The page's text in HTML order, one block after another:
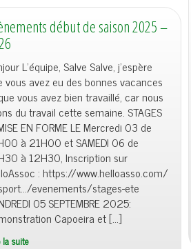
début de saison 2025 –
L’équipe, Salve Salve, j’espère
vous avez eu des bonnes vacances
vous avez bien travaillé, car nous
du travail cette semaine. STAGES
EN FORME LE Mercredi 03 de
à 21H00 et SAMEDI 06 de
à 12H30, Inscription sur
: https://www.helloasso.com/
evenements/stages-ete
05 SEPTEMBRE 2025:
Capoeira et […]
la suite